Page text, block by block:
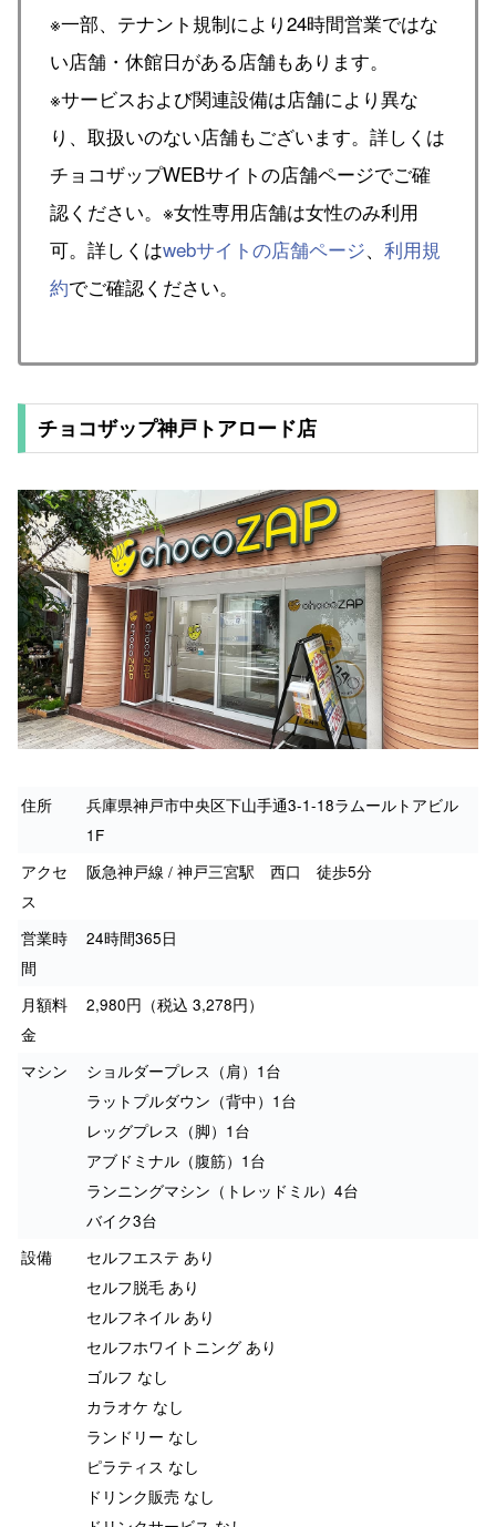
※一部、テナント規制により24時間営業ではな
い店舗・休館日がある店舗もあります。
※サービスおよび関連設備は店舗により異な
り、取扱いのない店舗もございます。詳しくは
チョコザップWEBサイトの店舗ページでご確
認ください。※女性専用店舗は女性のみ利用
可。詳しくはwebサイトの店舗ページ、 利用規
約でご確認ください。
チョコザップ神戸トアロード店
住所
兵庫県神戸市中央区下山手通3-1-18ラムールトアビル
1F
アクセ
ス
阪急神戸線 / 神戸三宮駅 西口 徒歩5分
営業時
間
24時間365日
月額料
金
2,980円（税込 3,278円）
マシン
ショルダープレス（肩）1台
ラットプルダウン（背中）1台
レッグプレス（脚）1台
アブドミナル（腹筋）1台
ランニングマシン（トレッドミル）4台
バイク3台
設備
セルフエステ あり
セルフ脱毛 あり
セルフネイル あり
セルフホワイトニング あり
ゴルフ なし
カラオケ なし
ランドリー なし
ピラティス なし
ドリンク販売 なし